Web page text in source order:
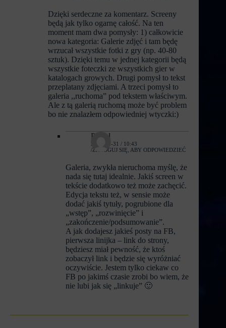
Dzięki serdeczne za komentarz. Screeny
będą jak tylko ogarnę całość. Na ten
moment mam dwa pomysły: 1) całkowicie
nowa kategoria: Galerie zdjęć i tam będę
wrzucał wszystkie fotki z gry (np. 40-80
sztuk). Dzięki temu w jednej kategorii będą
wszystkie foteczki ze wszystkich gier w
katalogach growych. Drugi pomysł to tekst
przeplatany zdjęciami. A trzeci pomysł to
galeria ,,ruchoma” pod tekstem właściwym.
Ale z tą galerią ruchomą może być problem
bo nie znalazłem odpowiedniej wtyczki:)
Pawel
2022-12-31 / 10:43
ZALOGUJ SIĘ, ABY ODPOWIEDZIEĆ
Galeria, zwykła nieruchoma myślę, że
nada się tutaj idealnie. Jakiś screen w
tekście dodatkowo też może zachęcić.
Edycja tekstu też, w sensie może
dodać jakiś tytuły, pogrubione dla
„wstęp”, „rozwinięcie” i
„zakończenie/podsumowanie”.
A jak dodajesz jakieś posty na FB,
pierwsza linijka – link do strony,
będziesz miał pewność, że ktoś
zobaczył link i będzie się wyróżniać
oczywiście. Jestem tylko ciekaw co
FB po jakimś czasie zrobi bo wiem, że
nie lubi jak się „linkuje” 🙂